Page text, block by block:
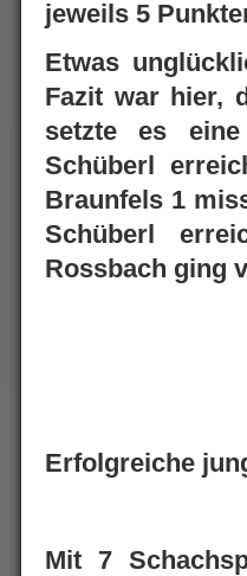
jeweils 5
Etwas
Fazit war hier,
setzte es
Schüberl
Braunfels 1
Schüberl
Rossbach ging
Erfolgreiche
Mit 7